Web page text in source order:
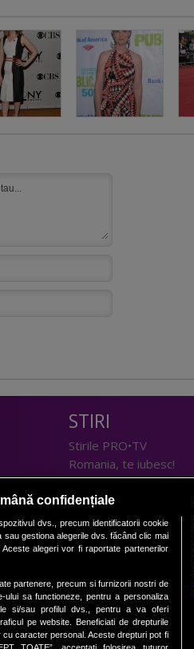
STIRI
Stirile PRO•TV
Romania, te iubesc!
TEHNOLOGIE
I Like IT
SPORT
Sport.ro
PRO•ARENA
confidențiale
dvs., precum identificatorii cookie
gestiona alegerile dvs. făcând clic mai
alegeri vor fi raportate partenerilor
partenere, precum si furnizorii nostri de
ului sa functioneze, pentru a personaliza
si/sau profilul dvs., pentru a va oferi
pe website. Beneficiati de drepturile
caracter personal. Aceste drepturi pot fi